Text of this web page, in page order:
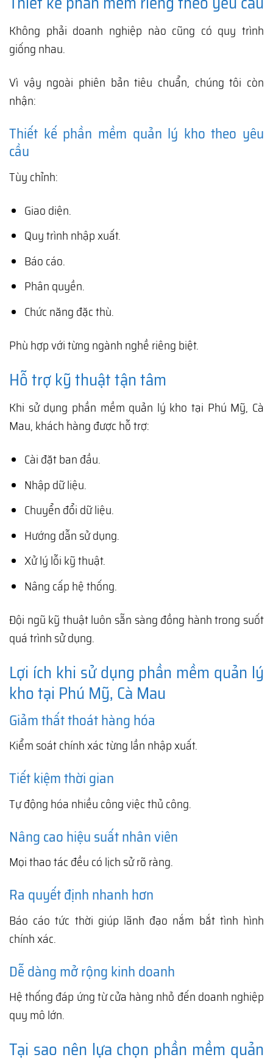
Không phải doanh nghiệp nào cũng có quy trình
giống nhau.
Vì vậy ngoài phiên bản tiêu chuẩn, chúng tôi còn
nhận:
Thiết kế phần mềm quản lý kho theo yêu
cầu
Tùy chỉnh:
Giao diện.
Quy trình nhập xuất.
Báo cáo.
Phân quyền.
Chức năng đặc thù.
Phù hợp với từng ngành nghề riêng biệt.
Hỗ trợ kỹ thuật tận tâm
Khi sử dụng phần mềm quản lý kho tại Phú Mỹ, Cà
Mau, khách hàng được hỗ trợ:
Cài đặt ban đầu.
Nhập dữ liệu.
Chuyển đổi dữ liệu.
Hướng dẫn sử dụng.
Xử lý lỗi kỹ thuật.
Nâng cấp hệ thống.
Đội ngũ kỹ thuật luôn sẵn sàng đồng hành trong suốt
quá trình sử dụng.
Lợi ích khi sử dụng phần mềm quản lý
kho tại Phú Mỹ, Cà Mau
Giảm thất thoát hàng hóa
Kiểm soát chính xác từng lần nhập xuất.
Tiết kiệm thời gian
Tự động hóa nhiều công việc thủ công.
Nâng cao hiệu suất nhân viên
Mọi thao tác đều có lịch sử rõ ràng.
Ra quyết định nhanh hơn
Báo cáo tức thời giúp lãnh đạo nắm bắt tình hình
chính xác.
Dễ dàng mở rộng kinh doanh
Hệ thống đáp ứng từ cửa hàng nhỏ đến doanh nghiệp
quy mô lớn.
Tại sao nên lựa chọn phần mềm quản